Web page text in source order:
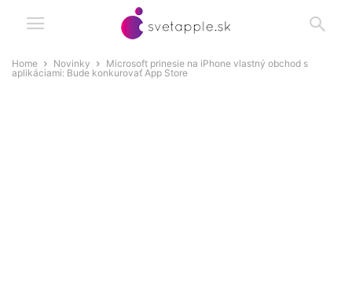
Home Novinky
Microsoft prinesie na iPhone vlastný obchod s
aplikáciami: Bude konkurovať App Store